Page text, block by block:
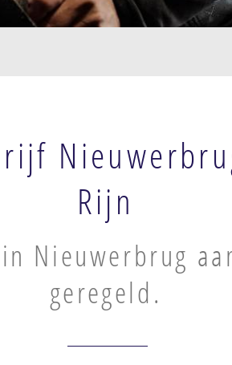
Rijn
Nieuwerbrug
geregeld.